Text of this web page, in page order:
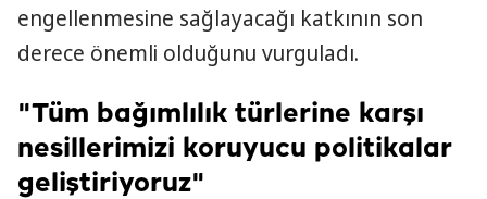
engellenmesine sağlayacağı katkının son
derece önemli olduğunu vurguladı.
"Tüm bağımlılık türlerine karşı
nesillerimizi koruyucu politikalar
geliştiriyoruz"